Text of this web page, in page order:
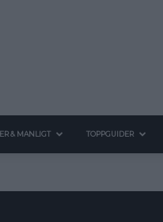
& MANLIGT TOPPGUIDER